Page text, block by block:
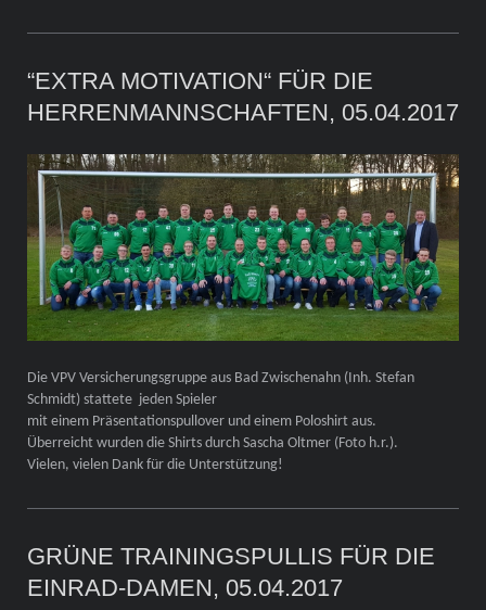
“EXTRA MOTIVATION“ FÜR DIE
HERRENMANNSCHAFTEN, 05.04.2017
Die VPV Versicherungsgruppe aus Bad Zwischenahn (Inh. Stefan
Schmidt) stattete jeden Spieler
mit einem Präsentationspullover und einem Poloshirt aus.
Überreicht wurden die Shirts durch Sascha Oltmer (Foto h.r.).
Vielen, vielen Dank für die Unterstützung!
GRÜNE TRAININGSPULLIS FÜR DIE
EINRAD-DAMEN, 05.04.2017